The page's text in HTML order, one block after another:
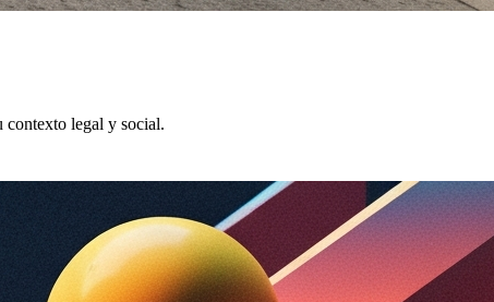
contexto legal y social.